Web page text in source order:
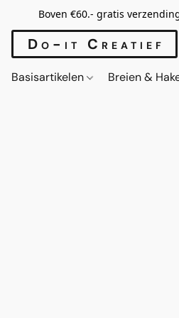
Boven €60.- gratis
Do-it Creatief
Basisartikelen Breien &